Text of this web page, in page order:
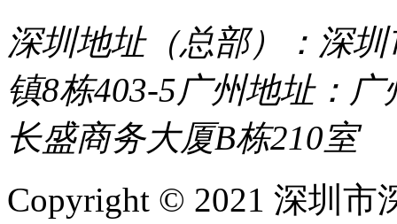
深圳地址（总部）：深
镇8栋403-5广州地址：
长盛商务大厦B栋210室
Copyright © 2021 深圳市